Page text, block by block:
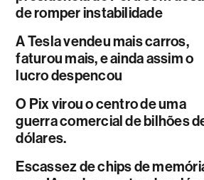
de romper instabilidade
A Tesla vendeu mais carros,
faturou mais, e ainda assim o
lucro despencou
O Pix virou o centro de uma
guerra comercial de bilhões
dólares.
Escassez de chips de